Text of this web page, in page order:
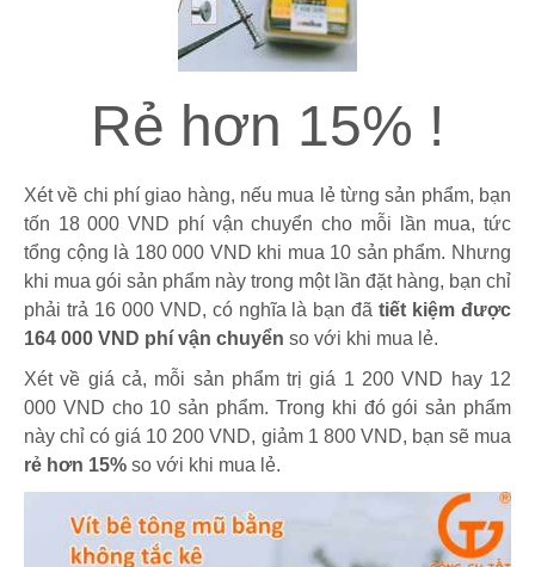
Rẻ hơn 15% !
Xét về chi phí giao hàng, nếu mua lẻ từng sản phẩm, bạn
tốn 18 000 VND phí vận chuyển cho mỗi lần mua, tức
tổng cộng là 180 000 VND khi mua 10 sản phẩm. Nhưng
khi mua gói sản phẩm này trong một lần đặt hàng, bạn chỉ
phải trả 16 000 VND, có nghĩa là bạn đãtiết kiệm được
164 000 VND phí vận chuyển so với khi mua lẻ.
Xét về giá cả, mỗi sản phẩm trị giá 1 200 VND hay 12
000 VND cho 10 sản phẩm. Trong khi đó gói sản phẩm
này chỉ có giá 10 200 VND, giảm 1 800 VND, bạn sẽ mua
rẻ hơn 15% so với khi mua lẻ.